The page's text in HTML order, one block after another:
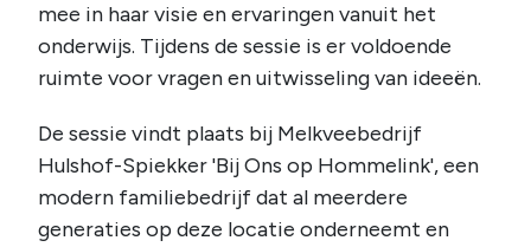
mee in haar visie en ervaringen vanuit het
onderwijs. Tijdens de sessie is er voldoende
ruimte voor vragen en uitwisseling van ideeën.
De sessie vindt plaats bij Melkveebedrijf
Hulshof-Spiekker 'Bij Ons op Hommelink', een
modern familiebedrijf dat al meerdere
generaties op deze locatie onderneemt en